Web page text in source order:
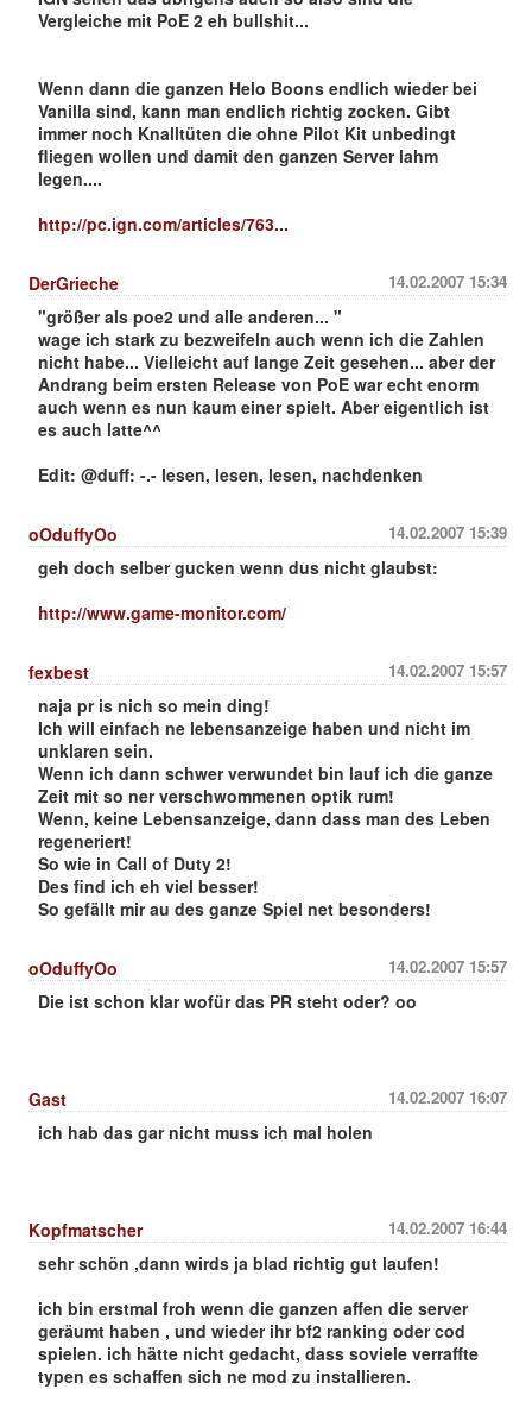
Vergleiche mit PoE 2 eh bullshit...
Wenn dann die ganzen Helo Boons endlich wieder bei
Vanilla sind, kann man endlich richtig zocken. Gibt
immer noch Knalltüten die ohne Pilot Kit unbedingt
fliegen wollen und damit den ganzen Server lahm
legen....
http://pc.ign.com/articles/763...
14.02.2007 15:34
DerGrieche
"größer als poe2 und alle anderen... "
wage ich stark zu bezweifeln auch wenn ich die Zahlen
nicht habe... Vielleicht auf lange Zeit gesehen... aber der
Andrang beim ersten Release von PoE war echt enorm
auch wenn es nun kaum einer spielt. Aber eigentlich ist
es auch latte^^
Edit: @duff: -.- lesen, lesen, lesen, nachdenken
14.02.2007 15:39
oOduffyOo
geh doch selber gucken wenn dus nicht glaubst:
http://www.game-monitor.com/
14.02.2007 15:57
fexbest
naja pr is nich so mein ding!
Ich will einfach ne lebensanzeige haben und nicht im
unklaren sein.
Wenn ich dann schwer verwundet bin lauf ich die ganze
Zeit mit so ner verschwommenen optik rum!
Wenn, keine Lebensanzeige, dann dass man des Leben
regeneriert!
So wie in Call of Duty 2!
Des find ich eh viel besser!
So gefällt mir au des ganze Spiel net besonders!
14.02.2007 15:57
oOduffyOo
Die ist schon klar wofür das PR steht oder? oo
14.02.2007 16:07
Gast
ich hab das gar nicht muss ich mal holen
14.02.2007 16:44
Kopfmatscher
sehr schön ,dann wirds ja blad richtig gut laufen!
ich bin erstmal froh wenn die ganzen affen die server
geräumt haben , und wieder ihr bf2 ranking oder cod
spielen. ich hätte nicht gedacht, dass soviele verraffte
typen es schaffen sich ne mod zu installieren.